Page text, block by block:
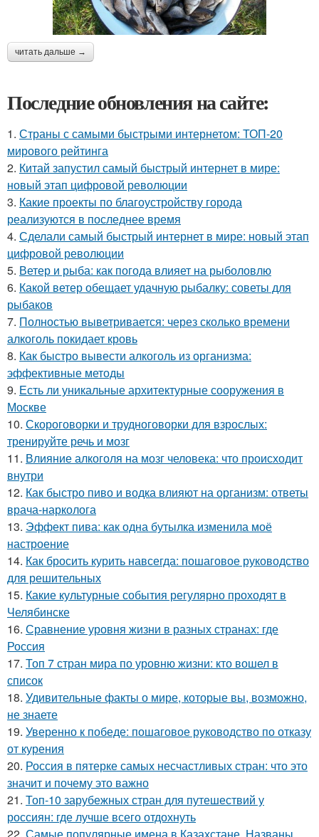
читать дальше →
Последние обновления на сайте:
1. Страны с самыми быстрыми интернетом: ТОП-20
мирового рейтинга
2. Китай запустил самый быстрый интернет в мире:
новый этап цифровой революции
3. Какие проекты по благоустройству города
реализуются в последнее время
4. Сделали самый быстрый интернет в мире: новый этап
цифровой революции
5. Ветер и рыба: как погода влияет на рыболовлю
6. Какой ветер обещает удачную рыбалку: советы для
рыбаков
7. Полностью выветривается: через сколько времени
алкоголь покидает кровь
8. Как быстро вывести алкоголь из организма:
эффективные методы
9. Есть ли уникальные архитектурные сооружения в
Москве
10. Скороговорки и трудноговорки для взрослых:
тренируйте речь и мозг
11. Влияние алкоголя на мозг человека: что происходит
внутри
12. Как быстро пиво и водка влияют на организм: ответы
врача-нарколога
13. Эффект пива: как одна бутылка изменила моё
настроение
14. Как бросить курить навсегда: пошаговое руководство
для решительных
15. Какие культурные события регулярно проходят в
Челябинске
16. Сравнение уровня жизни в разных странах: где
Россия
17. Топ 7 стран мира по уровню жизни: кто вошел в
список
18. Удивительные факты о мире, которые вы, возможно,
не знаете
19. Уверенно к победе: пошаговое руководство по отказу
от курения
20. Россия в пятерке самых несчастливых стран: что это
значит и почему это важно
21. Топ-10 зарубежных стран для путешествий у
россиян: где лучше всего отдохнуть
22. Самые популярные имена в Казахстане. Названы